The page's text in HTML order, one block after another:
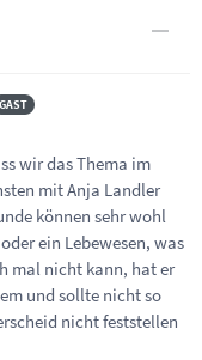
wir das Thema im
mit Anja Landler
können sehr wohl
ein Lebewesen, was
mal nicht kann, hat er
und sollte nicht so
nicht feststellen